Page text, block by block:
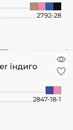
2792-28
2847-18-1